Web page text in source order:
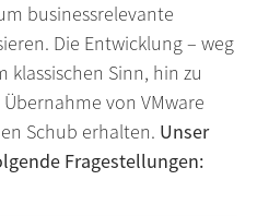
businessrelevante
Die Entwicklung – weg
Sinn, hin zu
von VMware
Schub erhalten. Unser
Fragestellungen: